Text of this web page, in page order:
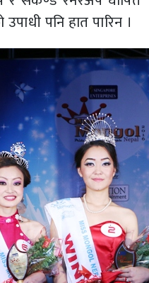
पनि हात पारिन ।